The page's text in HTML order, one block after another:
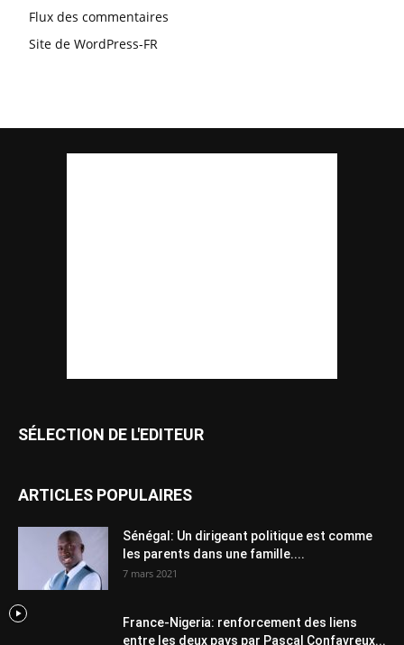
Flux des commentaires
Site de WordPress-FR
SÉLECTION DE L'EDITEUR
ARTICLES POPULAIRES
Sénégal: Un dirigeant politique est comme
les parents dans une famille....
7 mars 2021
France-Nigeria: renforcement des liens
entre les deux pays par Pascal Confavreux...